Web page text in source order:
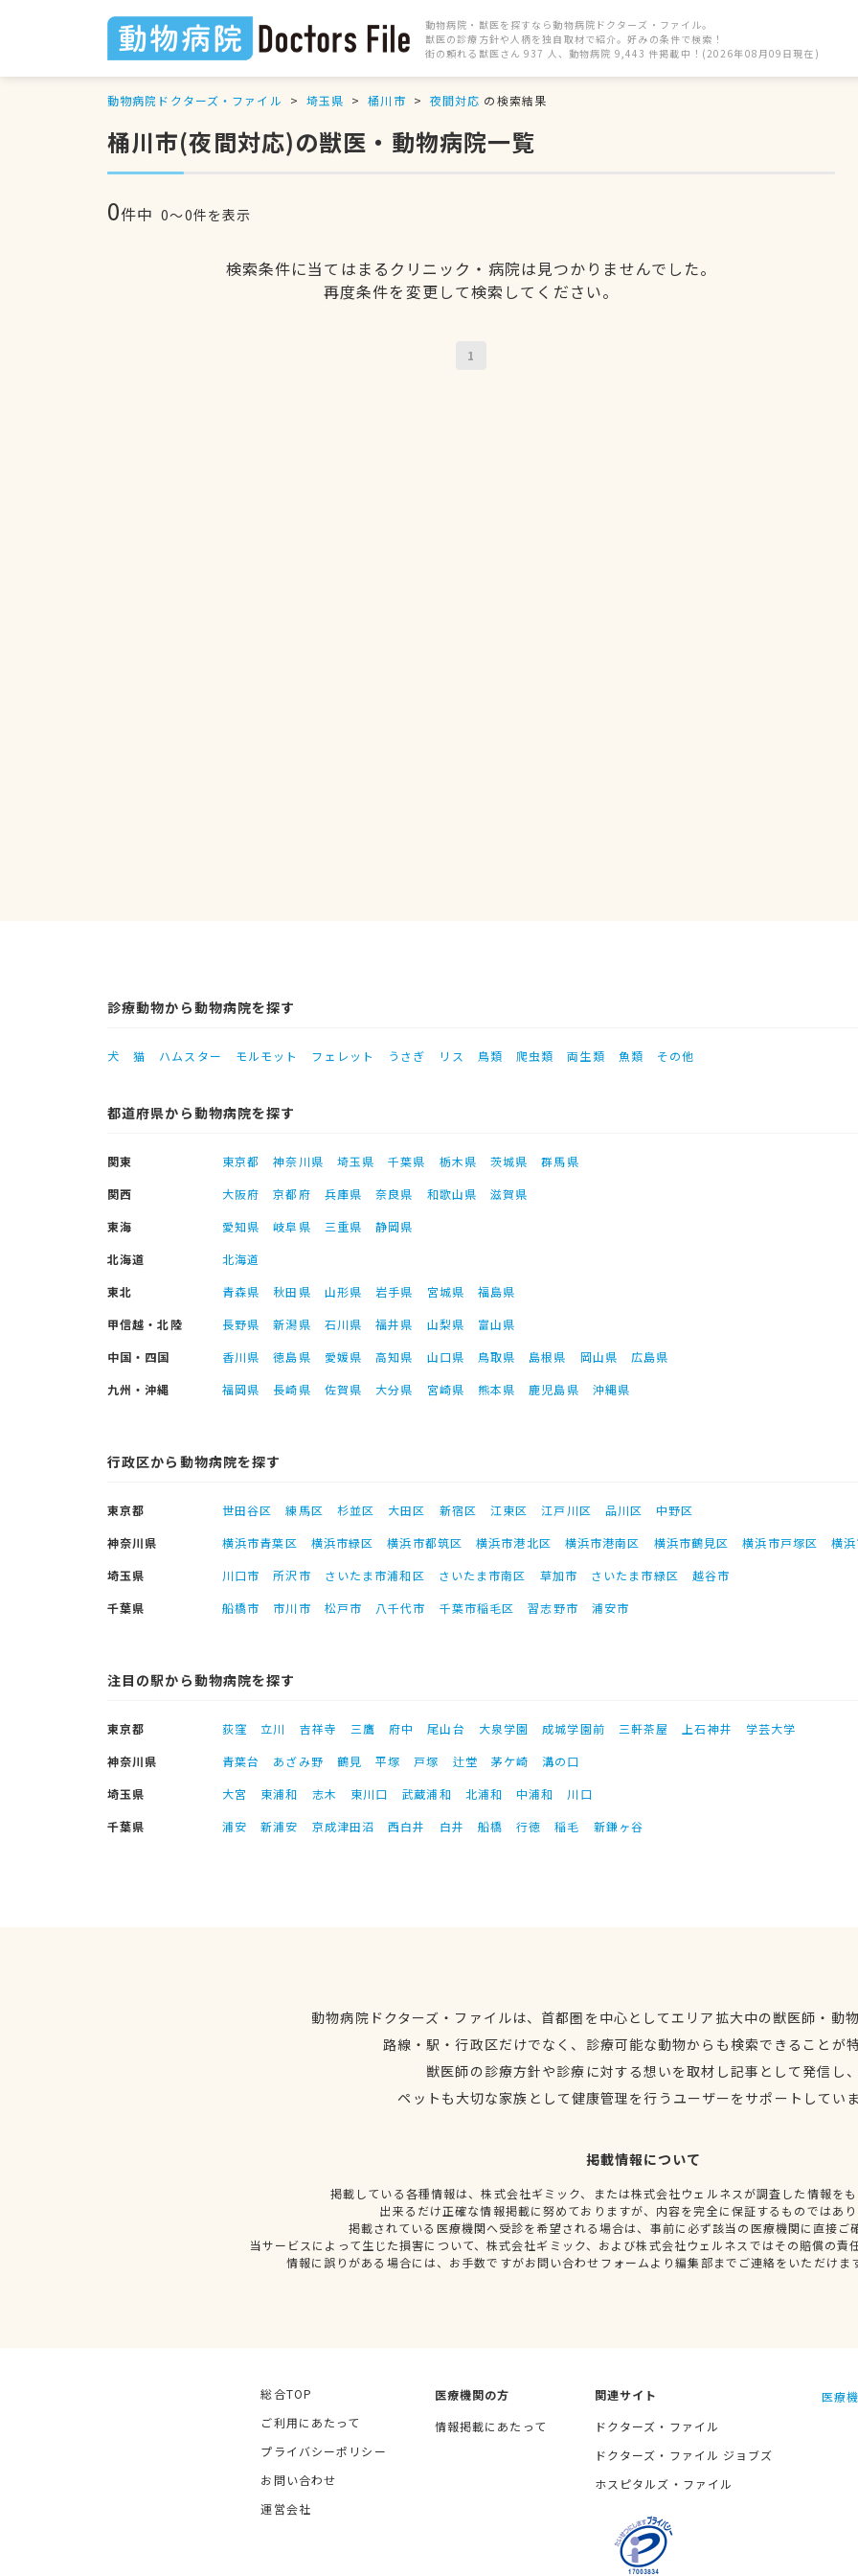
動物病院・獣医を探すなら動物病院ドクターズ・ファイル。
獣医の診療方針や人柄を独自取材で紹介。好みの条件で検索！
街の頼れる獣医さん 937 人、動物病院 9,443 件掲載中！(2026年08月09日現在)
動物病院ドクターズ・ファイル 埼玉県 桶川市 夜間対応 の検索結果
桶川市(夜間対応)の獣医・動物病院一覧
0件中 0〜0件を表示
検索条件に当てはまるクリニック・病院は見つかりませんでした。
再度条件を変更して検索してください。
1
診療動物から動物病院を探す
犬 猫 ハムスター モルモット フェレット うさぎ リス 鳥類 爬虫類 両生類 魚類 その他
都道府県から動物病院を探す
関東 東京都 神奈川県 埼玉県 千葉県 栃木県 茨城県
群馬県
関西
大阪府 京都府 兵庫県 奈良県 和歌山県
滋賀県
東海
愛知県 岐阜県 三重県
静岡県
北海道
北海道
東北
青森県 秋田県 山形県 岩手県 宮城県
福島県
甲信越・北陸
長野県 新潟県 石川県 福井県 山梨県
富山県
中国・四国
香川県 徳島県 愛媛県 高知県 山口県 鳥取県 島根県 岡山県
広島県
九州・沖縄
福岡県 長崎県 佐賀県 大分県 宮崎県 熊本県 鹿児島県 沖縄県
行政区から動物病院を探す
東京都 世田谷区 練馬区 杉並区 大田区 新宿区 江東区 江戸川区 品川区
中野区
神奈川県
横浜市青葉区 横浜市緑区 横浜市都筑区 横浜市港北区 横浜市港南区 横浜市鶴見区 横浜市戸塚区
横
埼玉県
川口市 所沢市 さいたま市浦和区 さいたま市南区 草加市 さいたま市緑区
越谷市
千葉県
船橋市 市川市 松戸市 八千代市 千葉市稲毛区 習志野市 浦安市
注目の駅から動物病院を探す
東京都 荻窪 立川 吉祥寺 三鷹 府中 尾山台 大泉学園 成城学園前 三軒茶屋 上石神井
学芸大学
神奈川県
青葉台 あざみ野 鶴見 平塚 戸塚 辻堂 茅ケ崎
溝の口
埼玉県
大宮 東浦和 志木 東川口 武蔵浦和 北浦和 中浦和
川口
千葉県
浦安 新浦安 京成津田沼 西白井 白井 船橋 行徳 稲毛 新鎌ヶ谷
動物病院ドクターズ・ファイルは、首都圏を中心としてエリア拡大中の獣医師・動
路線・駅・行政区だけでなく、診療可能な動物からも検索できることが
獣医師の診療方針や診療に対する想いを取材し記事として発信し
ペットも大切な家族として健康管理を行うユーザーをサポートしてい
掲載情報について
掲載している各種情報は、株式会社ギミック、または株式会社ウェルネスが調査した情報を
出来るだけ正確な情報掲載に努めておりますが、内容を完全に保証するものではあ
掲載されている医療機関へ受診を希望される場合は、事前に必ず該当の医療機関に直接ご
当サービスによって生じた損害について、株式会社ギミック、および株式会社ウェルネスではその賠償の責
情報に誤りがある場合には、お手数ですがお問い合わせフォームより編集部までご連絡をいただけま
総合TOP
ご利用にあたって
プライバシーポリシー
お問い合わせ
運営会社
医療機関の方
情報掲載にあたって
関連サイト
ドクターズ・ファイル
ドクターズ・ファイル ジョブズ
ホスピタルズ・ファイル
医療